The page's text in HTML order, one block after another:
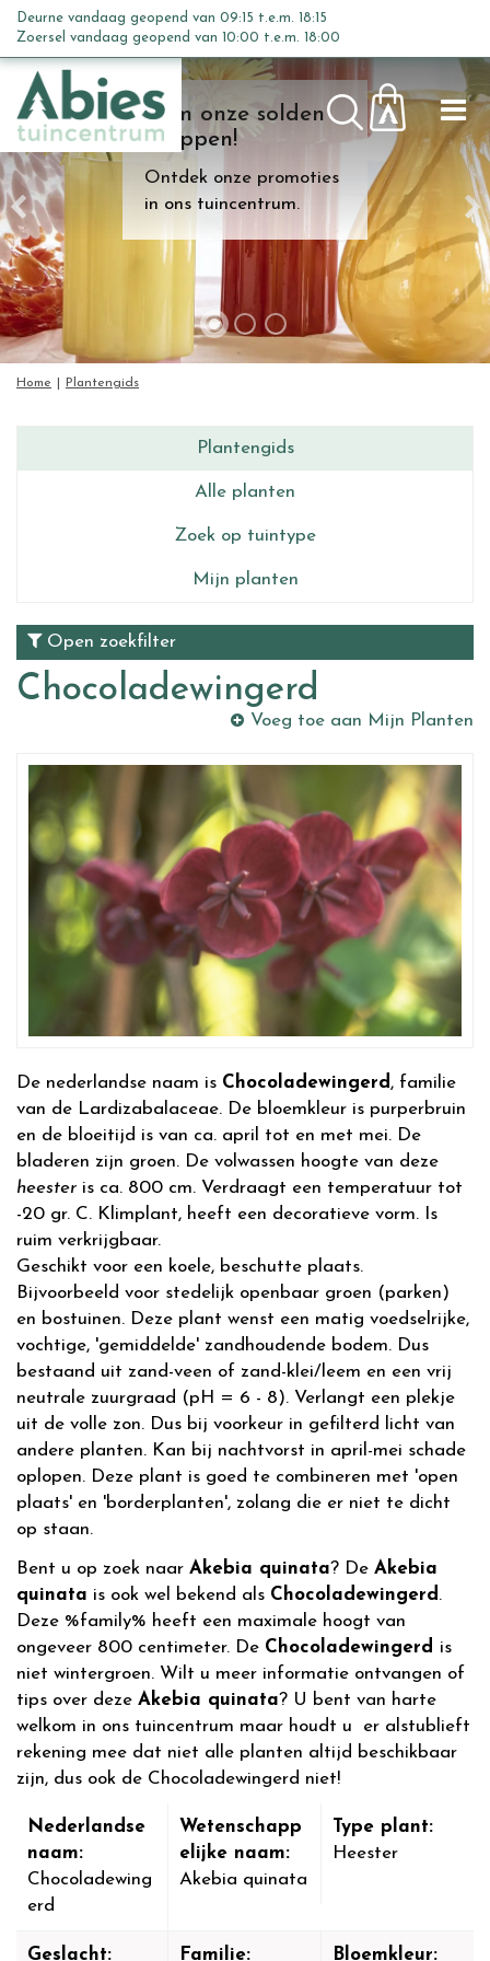
n
c
o
n
t
e
n
t
Kom onze solden
shoppen!
Ontdek onze promoties
in ons tuincentrum.
Home Plantengids
Deurne vandaag geopend van 09:15 t.e.m. 18:15
Zoersel vandaag geopend van 10:00 t.e.m. 18:00
Plantengids
Alle planten
Zoek op tuintype
Mijn planten
Open zoekfilter
Chocoladewingerd
Voeg toe aan Mijn Planten
De nederlandse naam is Chocoladewingerd, familie
van de Lardizabalaceae. De bloemkleur is purperbruin
en de bloeitijd is van ca. april tot en met mei. De
bladeren zijn groen. De volwassen hoogte van deze
heester is ca. 800 cm. Verdraagt een temperatuur tot
-20 gr. C. Klimplant, heeft een decoratieve vorm. Is
ruim verkrijgbaar.
Geschikt voor een koele, beschutte plaats.
Bijvoorbeeld voor stedelijk openbaar groen (parken)
en bostuinen. Deze plant wenst een matig voedselrijke,
vochtige, 'gemiddelde' zandhoudende bodem. Dus
bestaand uit zand-veen of zand-klei/leem en een vrij
neutrale zuurgraad (pH = 6 - 8). Verlangt een plekje
uit de volle zon. Dus bij voorkeur in gefilterd licht van
andere planten. Kan bij nachtvorst in april-mei schade
oplopen. Deze plant is goed te combineren met 'open
plaats' en 'borderplanten', zolang die er niet te dicht
op staan.
Bent u op zoek naar Akebia quinata? De Akebia
quinata is ook wel bekend als Chocoladewingerd.
Deze %family% heeft een maximale hoogt van
ongeveer 800 centimeter. De Chocoladewingerd is
niet wintergroen. Wilt u meer informatie ontvangen of
tips over deze Akebia quinata? U bent van harte
welkom in ons tuincentrum maar houdt u er alstublieft
rekening mee dat niet alle planten altijd beschikbaar
zijn, dus ook de Chocoladewingerd niet!
Nederlandse
naam:
Chocoladewing
erd
Wetenschapp
elijke naam:
Akebia quinata
Type plant:
Heester
Geslacht: Familie: Bloemkleur: